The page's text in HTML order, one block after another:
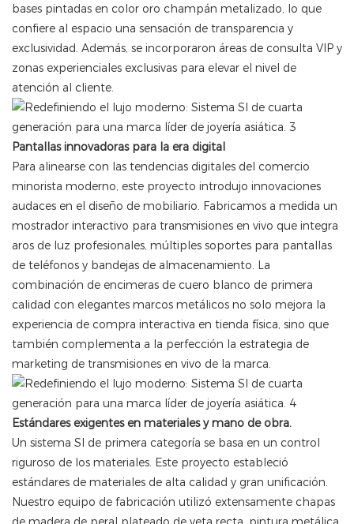
bases pintadas en color oro champán metalizado, lo que
confiere al espacio una sensación de transparencia y
exclusividad. Además, se incorporaron áreas de consulta VIP y
zonas experienciales exclusivas para elevar el nivel de
atención al cliente.
Pantallas innovadoras para la era digital
Para alinearse con las tendencias digitales del comercio
minorista moderno, este proyecto introdujo innovaciones
audaces en el diseño de mobiliario. Fabricamos a medida un
mostrador interactivo para transmisiones en vivo que integra
aros de luz profesionales, múltiples soportes para pantallas
de teléfonos y bandejas de almacenamiento. La
combinación de encimeras de cuero blanco de primera
calidad con elegantes marcos metálicos no solo mejora la
experiencia de compra interactiva en tienda física, sino que
también complementa a la perfección la estrategia de
marketing de transmisiones en vivo de la marca.
Estándares exigentes en materiales y mano de obra.
Un sistema SI de primera categoría se basa en un control
riguroso de los materiales. Este proyecto estableció
estándares de materiales de alta calidad y gran unificación.
Nuestro equipo de fabricación utilizó extensamente chapas